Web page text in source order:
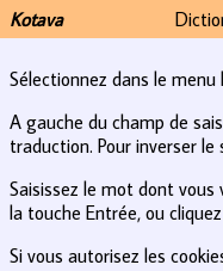
Kotava
Sélectionnez dans le
A gauche du champ de
traduction. Pour inverser
Saisissez le mot dont vous
la touche Entrée, ou
Si vous autorisez les